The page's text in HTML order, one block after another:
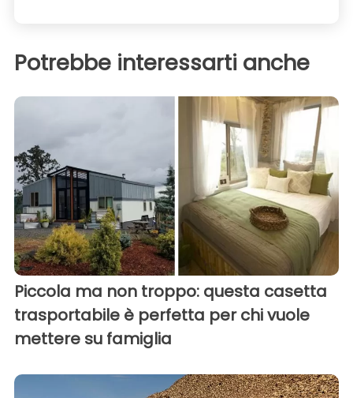
Potrebbe interessarti anche
Piccola ma non troppo: questa casetta
trasportabile è perfetta per chi vuole
mettere su famiglia